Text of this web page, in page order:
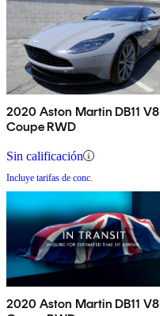
2020 Aston Martin DB11 V8
Coupe RWD
Sin calificación
Incluye tarifas de conc.
2020 Aston Martin DB11 V8